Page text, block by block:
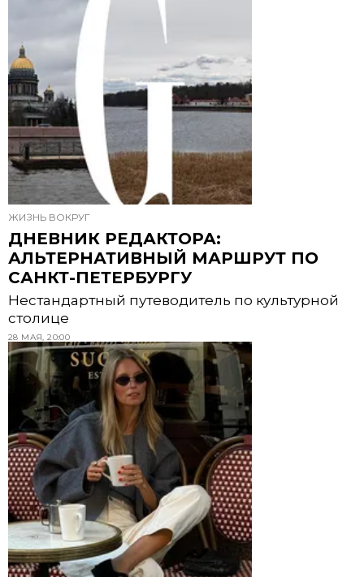
ЖИЗНЬ ВОКРУГ
ДНЕВНИК РЕДАКТОРА:
АЛЬТЕРНАТИВНЫЙ МАРШРУТ ПО
САНКТ-ПЕТЕРБУРГУ
Нестандартный путеводитель по культурной
столице
28 МАЯ, 20:00